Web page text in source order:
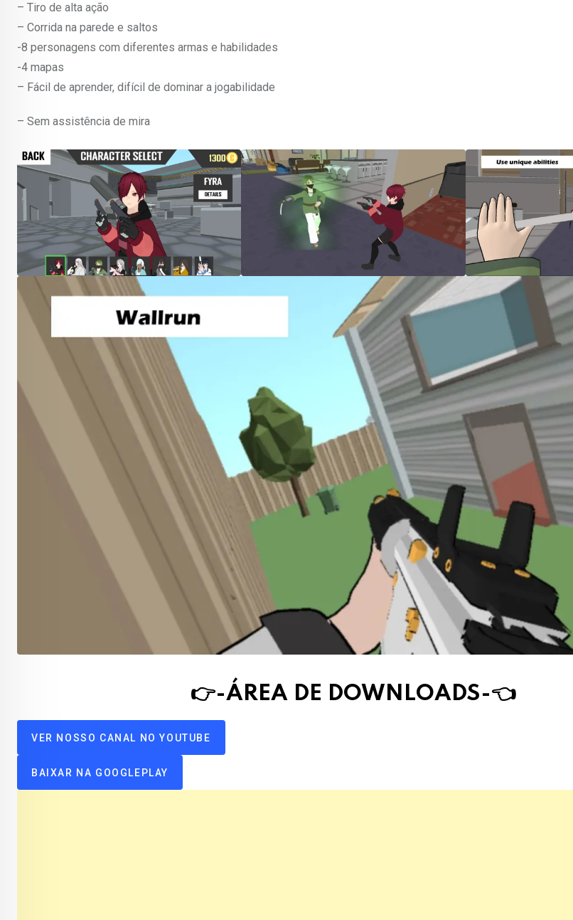
– Tiro de alta ação
– Corrida na parede e saltos
-8 personagens com diferentes armas e habilidades
-4 mapas
– Fácil de aprender, difícil de dominar a jogabilidade
– Sem assistência de mira
👉-ÁREA DE DOWNLOADS-👈
VER NOSSO CANAL NO YOUTUBE
BAIXAR NA GOOGLEPLAY